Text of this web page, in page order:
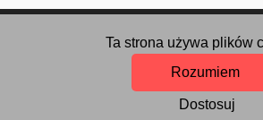
Copyright © 2026puzzlepoint.pl
Ta strona używa plików
Rozumiem
Dostosuj